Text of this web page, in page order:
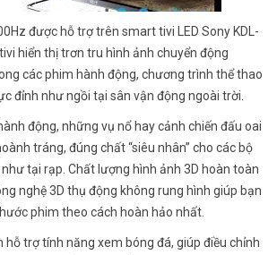
được hỗ trợ trên smart tivi LED Sony KDL-
hiển thị trơn tru hình ảnh chuyển động
các phim hành động, chương trình thể thao
đỉnh như ngồi tại sân vận động ngoài trời.
động, những vụ nổ hay cảnh chiến đấu oai
tráng, đúng chất “siêu nhân” cho các bộ
như tại rạp. Chất lượng hình ảnh 3D hoàn toàn
nghệ 3D thụ động không rung hình giúp bạn
phim theo cách hoàn hảo nhất.
hỗ trợ tính năng xem bóng đá, giúp điều chỉnh